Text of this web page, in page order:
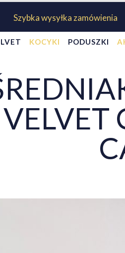
Szybka wysyłka zamówienia
KOCYKI PODUSZKI